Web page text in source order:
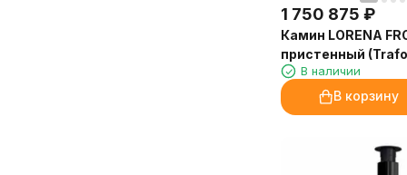
1 750 875 ₽
Камин LORENA
пристенный
В наличии
В корзину